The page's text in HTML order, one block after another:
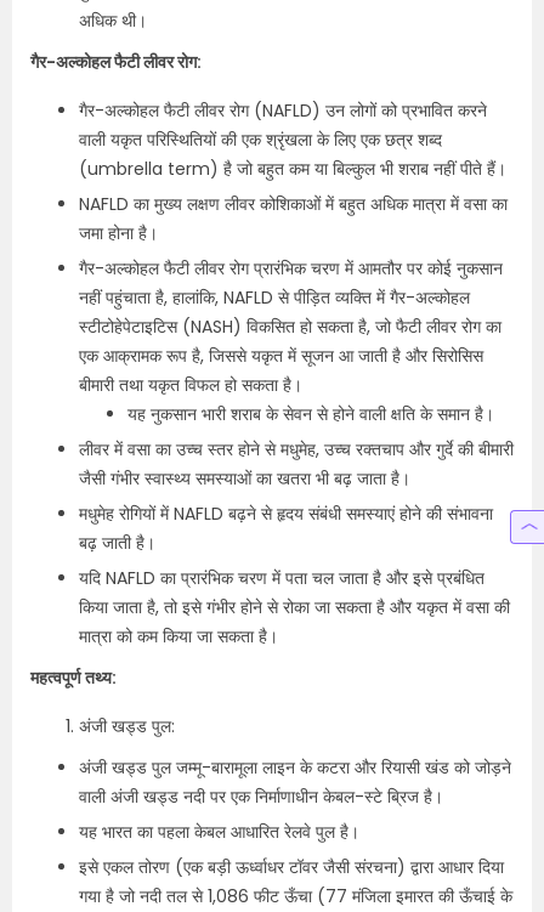
अधिक थी।
गैर-अल्कोहल फैटी लीवर रोग:
गैर-अल्कोहल फैटी लीवर रोग (NAFLD) उन लोगों को प्रभावित करने
वाली यकृत परिस्थितियों की एक श्रृंखला के लिए एक छत्र शब्द
(umbrella term) है जो बहुत कम या बिल्कुल भी शराब नहीं पीते हैं।
NAFLD का मुख्य लक्षण लीवर कोशिकाओं में बहुत अधिक मात्रा में वसा का
जमा होना है।
गैर-अल्कोहल फैटी लीवर रोग प्रारंभिक चरण में आमतौर पर कोई नुकसान
नहीं पहुंचाता है, हालांकि, NAFLD से पीड़ित व्यक्ति में गैर-अल्कोहल
स्टीटोहेपेटाइटिस (NASH) विकसित हो सकता है, जो फैटी लीवर रोग का
एक आक्रामक रूप है, जिससे यकृत में सूजन आ जाती है और सिरोसिस
बीमारी तथा यकृत विफल हो सकता है।
यह नुकसान भारी शराब के सेवन से होने वाली क्षति के समान है।
लीवर में वसा का उच्च स्तर होने से मधुमेह, उच्च रक्तचाप और गुर्दे की बीमारी
जैसी गंभीर स्वास्थ्य समस्याओं का खतरा भी बढ़ जाता है।
मधुमेह रोगियों में NAFLD बढ़ने से हृदय संबंधी समस्याएं होने की संभावना
बढ़ जाती है।
यदि NAFLD का प्रारंभिक चरण में पता चल जाता है और इसे प्रबंधित
किया जाता है, तो इसे गंभीर होने से रोका जा सकता है और यकृत में वसा की
मात्रा को कम किया जा सकता है।
महत्वपूर्ण तथ्य:
अंजी खड्ड पुल:
अंजी खड्ड पुल जम्मू-बारामूला लाइन के कटरा और रियासी खंड को जोड़ने
वाली अंजी खड्ड नदी पर एक निर्माणाधीन केबल-स्टे ब्रिज है।
यह भारत का पहला केबल आधारित रेलवे पुल है।
इसे एकल तोरण (एक बड़ी ऊर्ध्वाधर टॉवर जैसी संरचना) द्वारा आधार दिया
गया है जो नदी तल से 1,086 फीट ऊँचा (77 मंजिला इमारत की ऊँचाई के